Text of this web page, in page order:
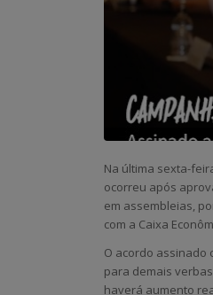
Na última sexta-
ocorreu após
em assembleias,
com a Caixa
O acordo assinado
para demais
haverá aumento